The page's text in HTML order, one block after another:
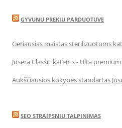
GYVUNU PREKIU PARDUOTUVE
Geriausias maistas sterilizuotoms
Josera Classic katėms - Ulta
Aukščiausios kokybės standartas
SEO STRAIPSNIU TALPINIMAS